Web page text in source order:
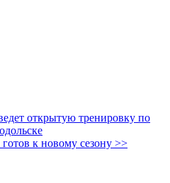
открытую тренировку по
к новому сезону >>